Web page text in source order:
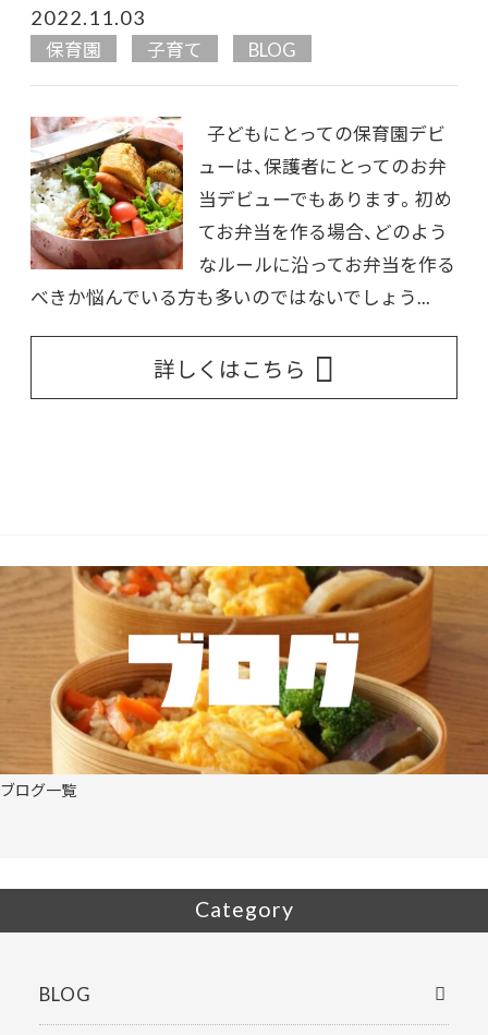
2022.11.03
保育園 子育て BLOG
子どもにとっての保育園デビ
ューは、保護者にとってのお弁
当デビューでもあります。初め
てお弁当を作る場合、どのよう
なルールに沿ってお弁当を作る
べきか悩んでいる方も多いのではないでしょう...
詳しくはこちら
ブログ一覧
Category
BLOG